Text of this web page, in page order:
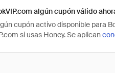
algún cupón válido
cupón activo disponible para
si usas Honey. Se aplican